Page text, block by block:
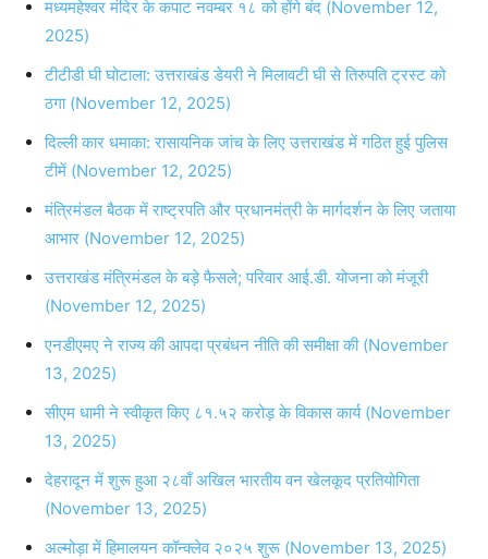
मध्यमहेश्वर मंदिर के कपाट नवम्बर १८ को होंगे बंद (November 12,
2025)
टीटीडी घी घोटाला: उत्तराखंड डेयरी ने मिलावटी घी से तिरुपति ट्रस्ट को
ठगा (November 12, 2025)
दिल्ली कार धमाका: रासायनिक जांच के लिए उत्तराखंड में गठित हुई पुलिस
टीमें (November 12, 2025)
मंत्रिमंडल बैठक में राष्ट्रपति और प्रधानमंत्री के मार्गदर्शन के लिए जताया
आभार (November 12, 2025)
उत्तराखंड मंत्रिमंडल के बड़े फैसले; परिवार आई.डी. योजना को मंजूरी
(November 12, 2025)
एनडीएमए ने राज्य की आपदा प्रबंधन नीति की समीक्षा की (November
13, 2025)
सीएम धामी ने स्वीकृत किए ८१.५२ करोड़ के विकास कार्य (November
13, 2025)
देहरादून में शुरू हुआ २८वाँ अखिल भारतीय वन खेलकूद प्रतियोगिता
(November 13, 2025)
अल्मोड़ा में हिमालयन कॉन्क्लेव २०२५ शुरू (November 13, 2025)